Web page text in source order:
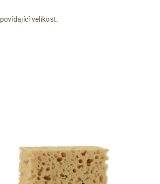
velikost.